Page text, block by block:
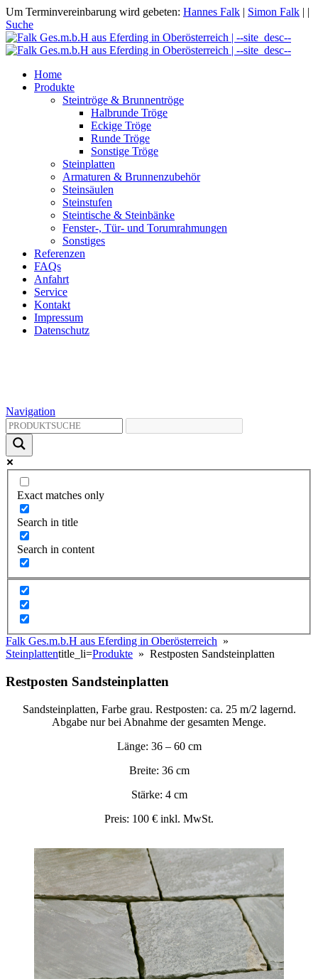
Um Terminvereinbarung wird gebeten: Hannes Falk | Simon Falk | |
Suche
Home
Produkte
Steintröge & Brunnentröge
Halbrunde Tröge
Eckige Tröge
Runde Tröge
Sonstige Tröge
Steinplatten
Armaturen & Brunnenzubehör
Steinsäulen
Steinstufen
Steintische & Steinbänke
Fenster-, Tür- und Torumrahmungen
Sonstiges
Referenzen
FAQs
Anfahrt
Service
Kontakt
Impressum
Datenschutz
Navigation
Exact matches only
Search in title
Search in content
Falk Ges.m.b.H aus Eferding in Oberösterreich »
Steinplattentitle_li=Produkte » Restposten Sandsteinplatten
Restposten Sandsteinplatten
Sandsteinplatten, Farbe grau. Restposten: ca. 25 m/2 lagernd.
Abgabe nur bei Abnahme der gesamten Menge.
Länge: 36 – 60 cm
Breite: 36 cm
Stärke: 4 cm
Preis: 100 € inkl. MwSt.